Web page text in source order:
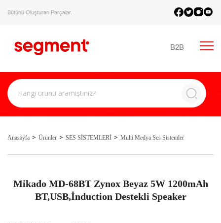
Bütünü Oluşturan Parçalar.
B2B
Anasayfa Ürünler SES SİSTEMLERİ Multi Medya Ses Sistemler
Mikado MD-68BT Zynox Beyaz 5W 1200mAh
BT,USB,İnduction Destekli Speaker